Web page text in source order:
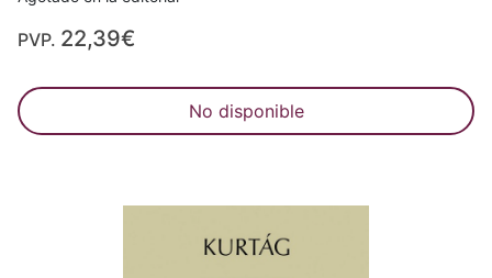
PVP. 22,39€
No disponible